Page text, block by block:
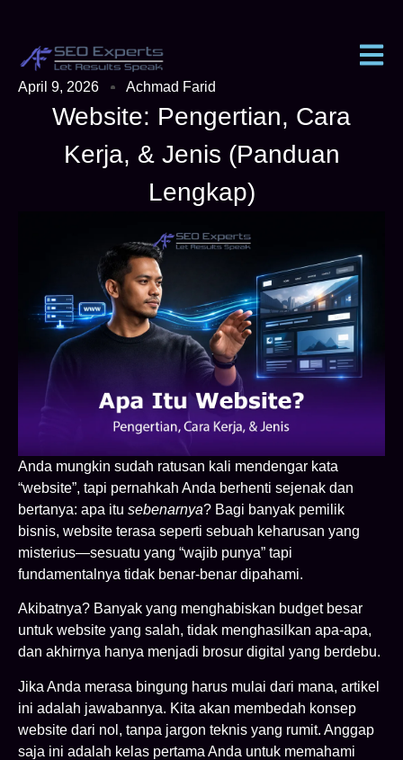
April 9, 2026 Achmad Farid
Website: Pengertian, Cara
Kerja, & Jenis (Panduan
Lengkap)
Anda mungkin sudah ratusan kali mendengar kata
“website”, tapi pernahkah Anda berhenti sejenak dan
bertanya: apa itu sebenarnya? Bagi banyak pemilik
bisnis, website terasa seperti sebuah keharusan yang
misterius—sesuatu yang “wajib punya” tapi
fundamentalnya tidak benar-benar dipahami.
Akibatnya? Banyak yang menghabiskan budget besar
untuk website yang salah, tidak menghasilkan apa-apa,
dan akhirnya hanya menjadi brosur digital yang berdebu.
Jika Anda merasa bingung harus mulai dari mana, artikel
ini adalah jawabannya. Kita akan membedah konsep
website dari nol, tanpa jargon teknis yang rumit. Anggap
saja ini adalah kelas pertama Anda untuk memahami